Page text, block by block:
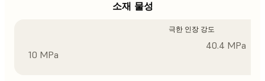
소재 물성
극한 인장 강도
10 MPa
40.4 MPa